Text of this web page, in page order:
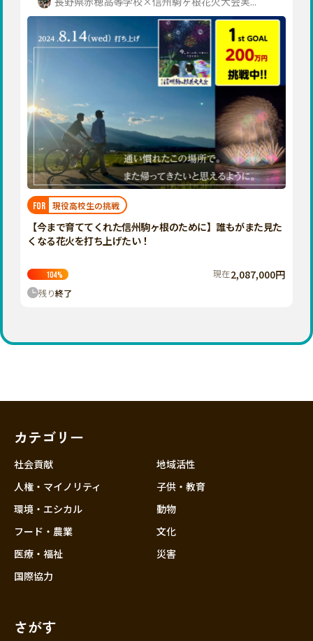
福井
岐阜
静岡
愛知
近畿
三重
滋賀
大阪
奈良
広島
FOR 現役高校生の挑戦
【今まで育ててくれた信州駒ヶ根のために】誰もがまた見た
くなる花火を打ち上げたい！
104% 現在2,087,000円
残り終了
カテゴリー
社会貢献
人権・マイノリティ
環境・エシカル
フード・農業
医療・福祉
国際協力
地域活性
子供・教育
動物
文化
災害
さがす